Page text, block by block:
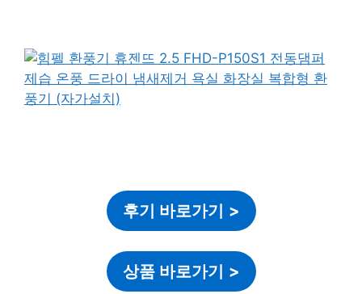
후기 바로가기 >
상품 바로가기 >